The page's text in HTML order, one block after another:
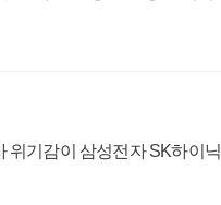
위기감이 삼성전자 SK하이닉